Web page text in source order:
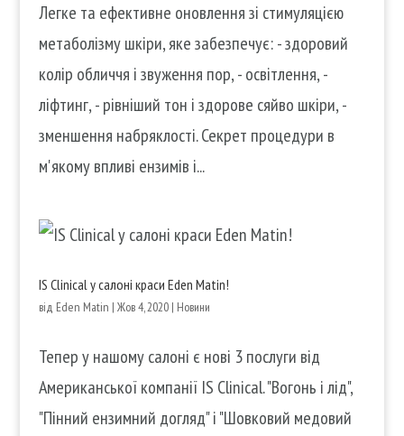
Легке та ефективне оновлення зі стимуляцією
метаболізму шкіри, яке забезпечує: - здоровий
колір обличчя і звуження пор, - освітлення, -
ліфтинг, - рівніший тон і здорове сяйво шкіри, -
зменшення набряклості. Секрет процедури в
м'якому впливі ензимів і...
IS Clinical у салоні краси Eden Matin!
від Eden Matin | Жов 4, 2020| Новини
Тепер у нашому салоні є нові 3 послуги від
Американської компанії IS Clinical. "Вогонь і лід",
"Пінний ензимний догляд" і "Шовковий медовий